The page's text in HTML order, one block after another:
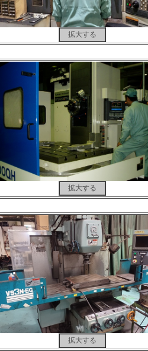
拡大する
拡大する
拡大する